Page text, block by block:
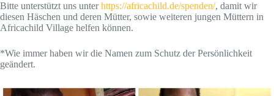
Bitte unterstützt uns unterhttps://africachild.de/spenden/, damit wir
diesen Häschen und deren Mütter, sowie weiteren jungen Müttern in
Africachild Village helfen können.
*Wie immer haben wir die Namen zum Schutz der Persönlichkeit
geändert.